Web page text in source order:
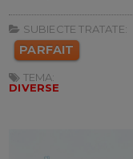
SUBIECTE TRATATE:
PARFAIT
TEMA:
DIVERSE